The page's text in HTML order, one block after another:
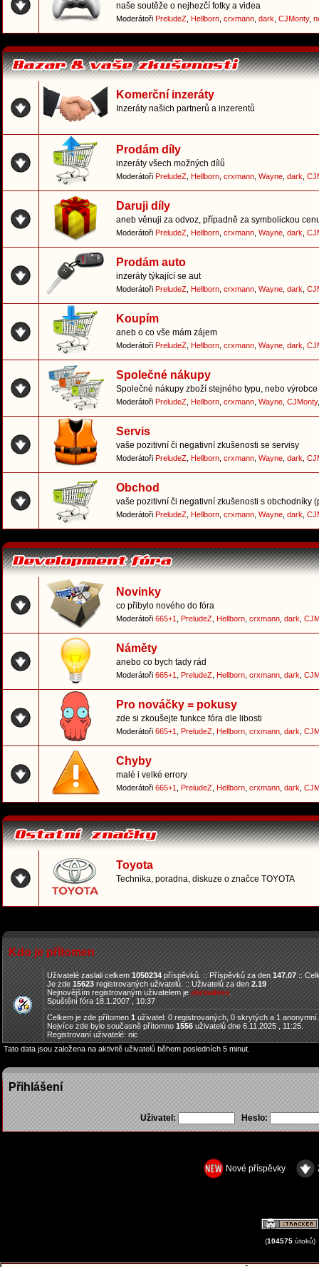
naše soutěže o nejhezčí fotky a videa
Moderátoři PreludeZ Hellborn crxmann dark CJMonty,
Komerční inzeráty
Inzeráty našich partnerů a inzerentů
Prodám díly
inzeráty všech možných dílů
Moderátoři PreludeZ Hellborn crxmann Wayne dark
Daruji díly
aneb věnuji za odvoz, případně za symbolickou
Moderátoři PreludeZ Hellborn crxmann Wayne dark
Prodám auto
inzeráty týkající se aut
Moderátoři PreludeZ Hellborn crxmann Wayne dark
Koupím
aneb o co vše mám zájem
Moderátoři PreludeZ Hellborn crxmann Wayne dark
Společné nákupy
Společné nákupy zboží stejného typu, nebo
Moderátoři PreludeZ Hellborn crxmann Wayne CJMonty
Servis
vaše pozitivní či negativní zkušenosti se servisy
Moderátoři PreludeZ Hellborn crxmann Wayne dark
Obchod
vaše pozitivní či negativní zkušenosti s obchodníky
Moderátoři PreludeZ Hellborn crxmann Wayne dark
Novinky
co přibylo nového do fóra
Moderátoři 665+1 PreludeZ Hellborn crxmann dark
Náměty
anebo co bych tady rád
Moderátoři 665+1 PreludeZ Hellborn crxmann dark
Pro nováčky = pokusy
zde si zkoušejte funkce fóra dle libosti
Moderátoři 665+1 PreludeZ Hellborn crxmann dark
Chyby
malé i velké errory
Moderátoři 665+1 PreludeZ Hellborn crxmann dark
Toyota
Technika, poradna, diskuze o značce TOYOTA
Kdo je přítomen
Uživatelé zaslali celkem1050234příspěvků. :: Příspěvků za den147.07::
Je zde15623 registrovaných uživatelů. :: Uživatelů za den2.19
Nejnovějším registrovaným uživatelem jealiciaalves
Spuštění fóra 18.1.2007 , 10:37
Celkem je zde přítomen 1 uživatel: 0 registrovaných, 0 skrytých a 1
Nejvíce zde bylo současně přítomno 1556 uživatelů dne 6.11.2025 , 11:25.
Registrovaní uživatelé: nic
Tato data jsou založena na aktivitě uživatelů během posledních 5 minut.
Přihlášení
Uživatel: Heslo:
Nové příspěvky
(104575útoků)